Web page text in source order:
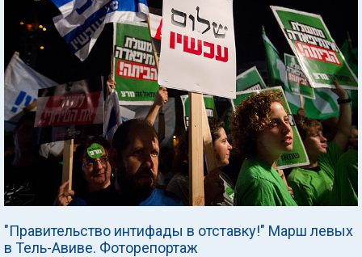
"Правительство интифады в отставку!" Марш левых
в Тель-Авиве. Фоторепортаж